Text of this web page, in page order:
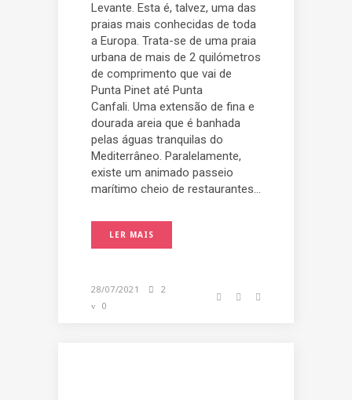
Levante. Esta é, talvez, uma das
praias mais conhecidas de toda
a Europa. Trata-se de uma praia
urbana de mais de 2 quilómetros
de comprimento que vai de
Punta Pinet até Punta
Canfali. Uma extensão de fina e
dourada areia que é banhada
pelas águas tranquilas do
Mediterrâneo. Paralelamente,
existe um animado passeio
marítimo cheio de restaurantes...
LER MAIS
28/07/2021
2
0